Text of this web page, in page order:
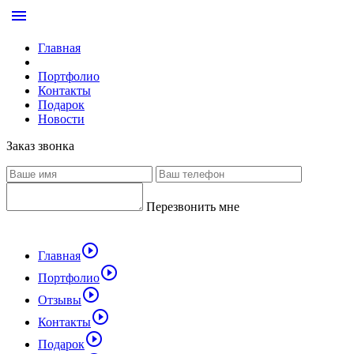
menu
Главная
Портфолио
Контакты
Подарок
Новости
Заказ звонка
Перезвонить мне
Главнаяplay_circle_outline
Портфолиоplay_circle_outline
Отзывыplay_circle_outline
Контактыplay_circle_outline
Подарокplay_circle_outline